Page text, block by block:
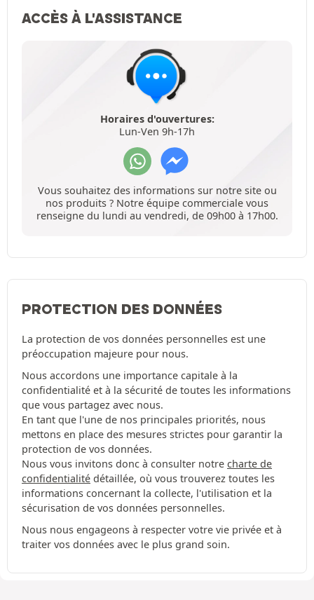
ACCÈS À L'ASSISTANCE
Horaires d'ouvertures:
Lun-Ven 9h-17h
Vous souhaitez des informations sur notre site ou
nos produits ? Notre équipe commerciale vous
renseigne du lundi au vendredi, de 09h00 à 17h00.
PROTECTION DES DONNÉES
La protection de vos données personnelles est une
préoccupation majeure pour nous.
Nous accordons une importance capitale à la
confidentialité et à la sécurité de toutes les informations
que vous partagez avec nous.
En tant que l'une de nos principales priorités, nous
mettons en place des mesures strictes pour garantir la
protection de vos données.
Nous vous invitons donc à consulter notre charte de
confidentialité détaillée, où vous trouverez toutes les
informations concernant la collecte, l'utilisation et la
sécurisation de vos données personnelles.
Nous nous engageons à respecter votre vie privée et à
traiter vos données avec le plus grand soin.